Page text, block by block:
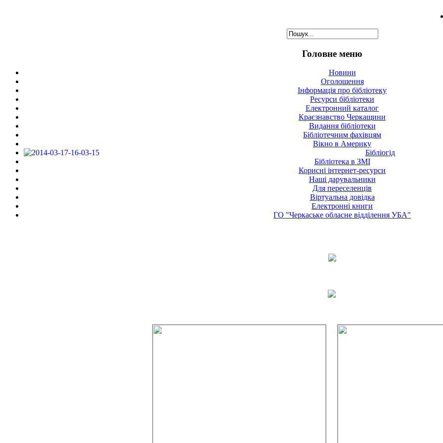
Головне меню
Новини
Оголошення
Інформація про бібліотеку
Ресурси бібліотеки
Електронний каталог
Краєзнавство Черкащини
Видання бібліотеки
Бібліотечним фахівцям
Вікно в Америку
Бібліогід
Бібліотека в ЗМІ
Корисні інтернет-ресурси
Наші дарувальники
Для переселенців
Віртуальна довідка
Електронні книги
ГО "Черкаське обласне відділення УБА"